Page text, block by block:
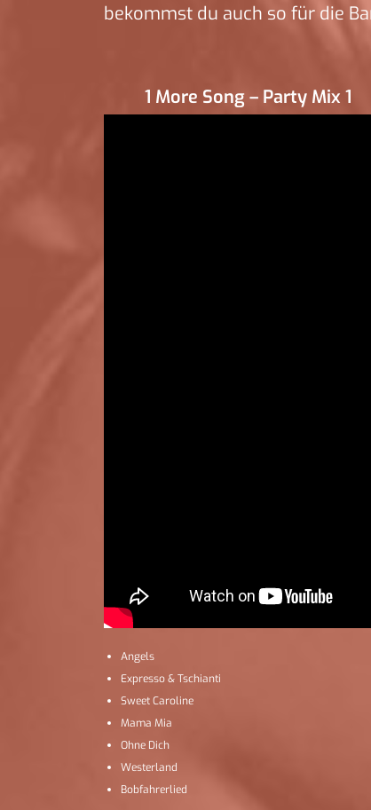
bekommst du auch so für die
1 More Song – Party Mix 1
Angels
Expresso & Tschianti
Sweet Caroline
Mama Mia
Ohne Dich
Westerland
Bobfahrerlied